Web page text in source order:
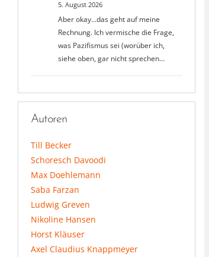
5. August 2026
Aber okay...das geht auf meine
Rechnung. Ich vermische die Frage,
was Pazifismus sei (worüber ich,
siehe oben, gar nicht sprechen…
Autoren
Till Becker
Schoresch Davoodi
Max Doehlemann
Saba Farzan
Ludwig Greven
Nikoline Hansen
Horst Kläuser
Axel Claudius Knappmeyer